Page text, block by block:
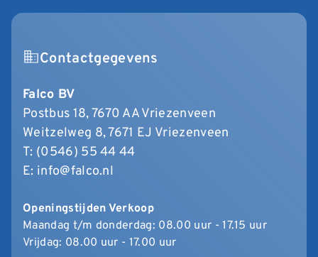
Contactgegevens
Falco BV
Postbus 18, 7670 AA Vriezenveen
Weitzelweg 8, 7671 EJ Vriezenveen
T: (0546) 55 44 44
E: info@falco.nl
Openingstijden Verkoop
Maandag t/m donderdag: 08.00 uur - 17.15 uur
Vrijdag: 08.00 uur - 17.00 uur